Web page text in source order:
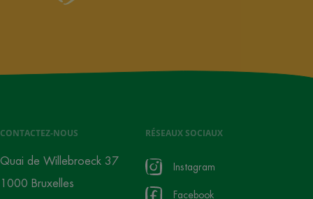
CONTACTEZ-NOUS
Quai de Willebroeck 37
1000 Bruxelles
RÉSEAUX SOCIAUX
Instagram
Facebook